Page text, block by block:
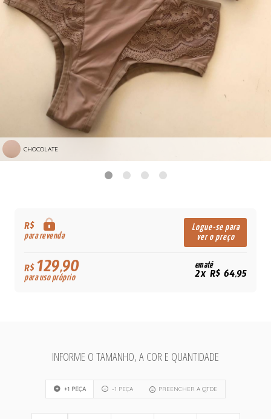
CHOCOLATE
R$
para revenda
Logue-se para
ver o preço
R$129,90
para uso próprio
em até
2x R$ 64,95
INFORME O TAMANHO, A COR E QUANTIDADE
+1 PEÇA -1 PEÇA PREENCHER A QTDE